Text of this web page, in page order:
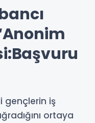
gençlerin iş
ortaya